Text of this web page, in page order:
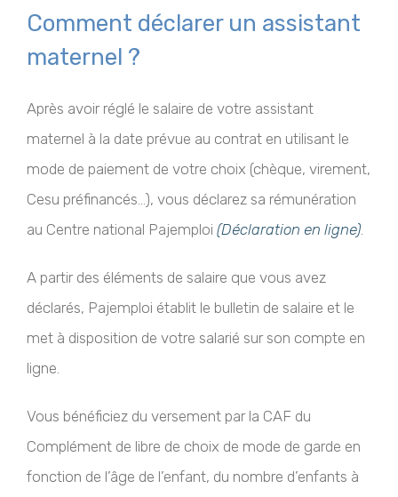
Comment déclarer un assistant
maternel ?
Après avoir réglé le salaire de votre assistant
maternel à la date prévue au contrat en utilisant le
mode de paiement de votre choix (chèque, virement,
Cesu préfinancés…), vous déclarez sa rémunération
au Centre national Pajemploi (Déclaration en ligne).
A partir des éléments de salaire que vous avez
déclarés, Pajemploi établit le bulletin de salaire et le
met à disposition de votre salarié sur son compte en
ligne.
Vous bénéficiez du versement par la CAF du
Complément de libre de choix de mode de garde en
fonction de l’âge de l’enfant, du nombre d’enfants à